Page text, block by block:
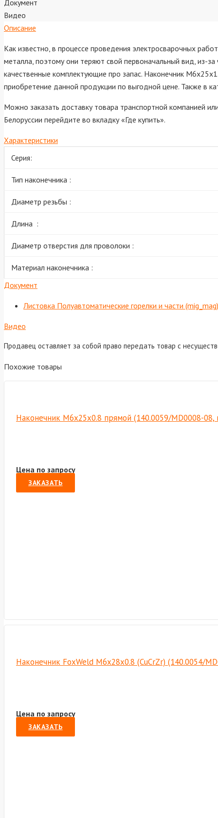
Документ
Видео
Описание
Как известно, в процессе проведения электросварочных
металла, поэтому они теряют свой первоначальный вид, из-
качественные комплектующие про запас. Наконечник
приобретение данной продукции по выгодной цене. Также в
Можно заказать доставку товара транспортной компанией
Белоруссии перейдите во вкладку «Где купить».
Характеристики
Серия:
Тип наконечника :
Диаметр резьбы :
Длина :
Диаметр отверстия для проволоки :
Материал наконечника :
Документ
Листовка Полуавтоматические горелки и части (mig_mag)
Видео
Продавец оставляет за собой право передать товар с
Похожие товары
Наконечник М6х25х0.8 прямой (140.0059/MD0008-
Цена по запросу
ЗАКАЗАТЬ
Наконечник FoxWeld М6х28х0.8 (CuCrZr) (140.0054/
Цена по запросу
ЗАКАЗАТЬ